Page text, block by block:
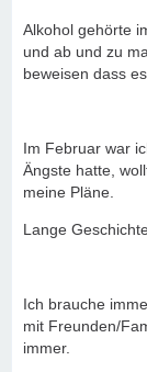
Alkohol gehörte
und ab und zu
beweisen dass
Im Februar war
Ängste hatte,
meine Pläne.
Lange
Ich brauche
mit Freunden/
immer.